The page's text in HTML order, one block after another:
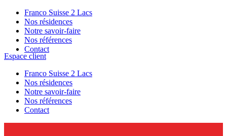
Franco Suisse 2 Lacs
Nos résidences
Notre savoir-faire
Nos références
Contact
Espace client
Franco Suisse 2 Lacs
Nos résidences
Notre savoir-faire
Nos références
Contact